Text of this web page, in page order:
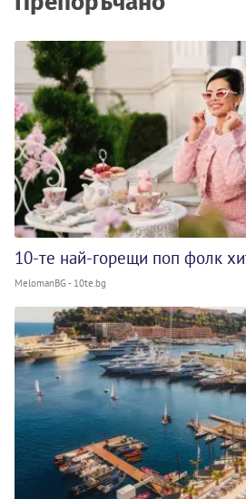
10-те най-горещи поп фолк
MelomanBG - 10te.bg